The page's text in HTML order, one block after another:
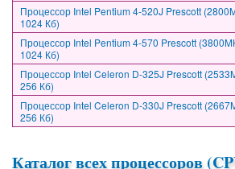
Процессор Intel Pentium 4-520J Prescott
1024 Кб)
Процессор Intel Pentium 4-570 Prescott
1024 Кб)
Процессор Intel Celeron D-325J Prescott
256 Кб)
Процессор Intel Celeron D-330J Prescott
256 Кб)
Каталог всех процессоров